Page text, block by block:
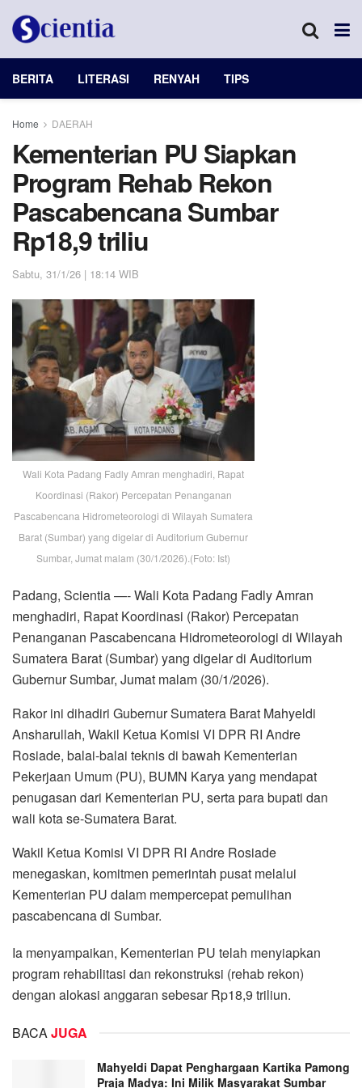
BERITA LITERASI RENYAH TIPS
Home DAERAH
Kementerian PU Siapkan
Program Rehab Rekon
Pascabencana Sumbar
Rp18,9 triliu
Sabtu, 31/1/26 | 18:14 WIB
Wali Kota Padang Fadly Amran menghadiri, Rapat
Koordinasi (Rakor) Percepatan Penanganan
Pascabencana Hidrometeorologi di Wilayah Sumatera
Barat (Sumbar) yang digelar di Auditorium Gubernur
Sumbar, Jumat malam (30/1/2026).(Foto: Ist)
Padang, Scientia —- Wali Kota Padang Fadly Amran
menghadiri, Rapat Koordinasi (Rakor) Percepatan
Penanganan Pascabencana Hidrometeorologi di Wilayah
Sumatera Barat (Sumbar) yang digelar di Auditorium
Gubernur Sumbar, Jumat malam (30/1/2026).
Rakor ini dihadiri Gubernur Sumatera Barat Mahyeldi
Ansharullah, Wakil Ketua Komisi VI DPR RI Andre
Rosiade, balai-balai teknis di bawah Kementerian
Pekerjaan Umum (PU), BUMN Karya yang mendapat
penugasan dari Kementerian PU, serta para bupati dan
wali kota se-Sumatera Barat.
Wakil Ketua Komisi VI DPR RI Andre Rosiade
menegaskan, komitmen pemerintah pusat melalui
Kementerian PU dalam mempercepat pemulihan
pascabencana di Sumbar.
Ia menyampaikan, Kementerian PU telah menyiapkan
program rehabilitasi dan rekonstruksi (rehab rekon)
dengan alokasi anggaran sebesar Rp18,9 triliun.
BACAJUGA
Mahyeldi Dapat Penghargaan Kartika Pamong
Praja Madya: Ini Milik Masyarakat Sumbar